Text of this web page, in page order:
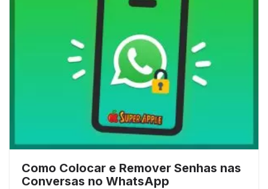
Como Colocar e Remover Senhas nas
Conversas no WhatsApp